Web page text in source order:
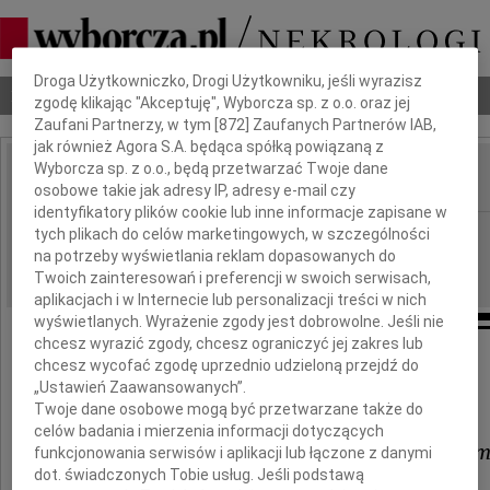
Nekrologi Odeszli Poradnik pogrzebowy
IMIĘ I NAZWISKO:
REGION: Kraków
DATA EMISJI: 09.08.2011
Małgosi i Jurkowi Pihutom
oraz
Elżbiecie i Alfredowi Reroniom
Dbamy o Twoją prywatność
Droga Użytkowniczko, Drogi Użytkowniku, jeśli wyrazisz
zgodę klikając "Akceptuję", Wyborcza sp. z o.o. oraz jej
Zaufani Partnerzy, w tym [872 ] Zaufanych Partnerów IAB,
jak również Agora S.A. będąca spółką powiązaną z
Wyborcza sp. z o.o., będą przetwarzać Twoje dane
osobowe takie jak adresy IP, adresy e-mail czy
identyfikatory plików cookie lub inne informacje zapisane w
tych plikach do celów marketingowych, w szczególności
na potrzeby wyświetlania reklam dopasowanych do
Twoich zainteresowań i preferencji w swoich serwisach,
aplikacjach i w Internecie lub personalizacji treści w nich
wyświetlanych. Wyrażenie zgody jest dobrowolne. Jeśli nie
chcesz wyrazić zgody, chcesz ograniczyć jej zakres lub
chcesz wycofać zgodę uprzednio udzieloną przejdź do
„Ustawień Zaawansowanych”.
Twoje dane osobowe mogą być przetwarzane także do
celów badania i mierzenia informacji dotyczących
funkcjonowania serwisów i aplikacji lub łączone z danymi
dot. świadczonych Tobie usług. Jeśli podstawą